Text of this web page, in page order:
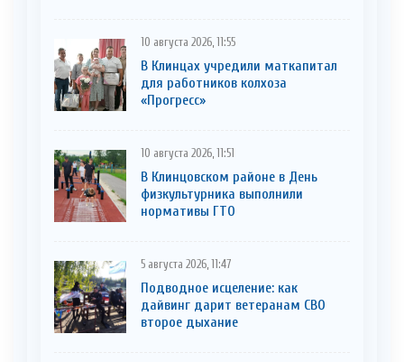
10 августа 2026, 11:55
В Клинцах учредили маткапитал
для работников колхоза
«Прогресс»
10 августа 2026, 11:51
В Клинцовском районе в День
физкультурника выполнили
нормативы ГТО
5 августа 2026, 11:47
Подводное исцеление: как
дайвинг дарит ветеранам СВО
второе дыхание